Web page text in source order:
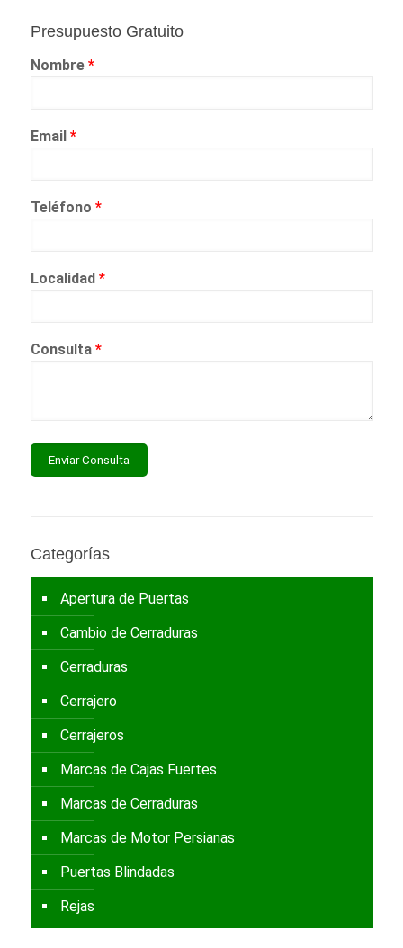
Presupuesto Gratuito
Nombre *
Email *
Teléfono *
Localidad *
Consulta *
Categorías
Apertura de Puertas
Cambio de Cerraduras
Cerraduras
Cerrajero
Cerrajeros
Marcas de Cajas Fuertes
Marcas de Cerraduras
Marcas de Motor Persianas
Puertas Blindadas
Rejas